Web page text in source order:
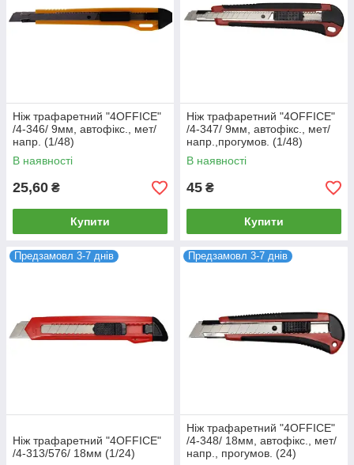
Ніж трафаретний "4OFFICE"
/4-346/ 9мм, автофікс., мет/
напр. (1/48)
В наявності
25,60 ₴
Купити
Ніж трафаретний "4OFFICE"
/4-347/ 9мм, автофікс., мет/
напр.,прогумов. (1/48)
В наявності
45 ₴
Купити
Предзамовл 3-7 днів
Ніж трафаретний "4OFFICE"
/4-313/576/ 18мм (1/24)
Предзамовл 3-7 днів
Ніж трафаретний "4OFFICE"
/4-348/ 18мм, автофікс., мет/
напр., прогумов. (24)